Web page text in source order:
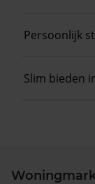
Persoonlijk
Slim bieden